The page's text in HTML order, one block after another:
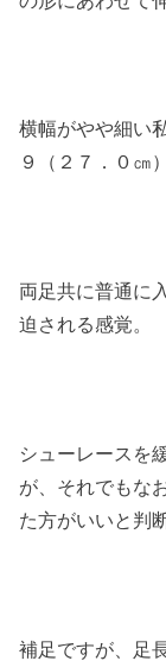
横幅がやや細い
９（２７．０㎝
両足共に普通に
迫される感覚。
シューレースを
が、それでもな
た方がいいと判
補足ですが、足